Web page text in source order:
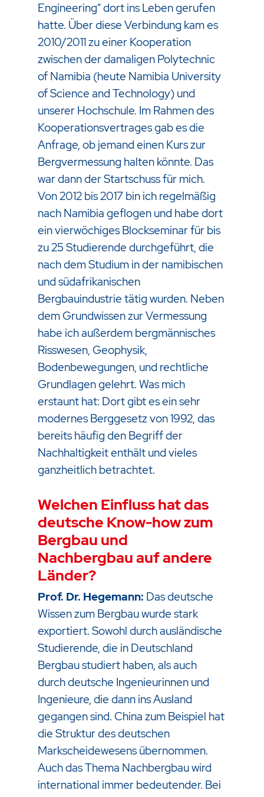
Engineering“ dort ins Leben gerufen
hatte. Über diese Verbindung kam es
2010/2011 zu einer Kooperation
zwischen der damaligen Polytechnic
of Namibia (heute Namibia University
of Science and Technology) und
unserer Hochschule. Im Rahmen des
Kooperationsvertrages gab es die
Anfrage, ob jemand einen Kurs zur
Bergvermessung halten könnte. Das
war dann der Startschuss für mich.
Von 2012 bis 2017 bin ich regelmäßig
nach Namibia geflogen und habe dort
ein vierwöchiges Blockseminar für bis
zu 25 Studierende durchgeführt, die
nach dem Studium in der namibischen
und südafrikanischen
Bergbauindustrie tätig wurden. Neben
dem Grundwissen zur Vermessung
habe ich außerdem bergmännisches
Risswesen, Geophysik,
Bodenbewegungen, und rechtliche
Grundlagen gelehrt. Was mich
erstaunt hat: Dort gibt es ein sehr
modernes Berggesetz von 1992, das
bereits häufig den Begriff der
Nachhaltigkeit enthält und vieles
ganzheitlich betrachtet.
Welchen Einfluss hat das
deutsche Know-how zum
Bergbau und
Nachbergbau auf andere
Länder?
Prof. Dr. Hegemann: Das deutsche
Wissen zum Bergbau wurde stark
exportiert. Sowohl durch ausländische
Studierende, die in Deutschland
Bergbau studiert haben, als auch
durch deutsche Ingenieurinnen und
Ingenieure, die dann ins Ausland
gegangen sind. China zum Beispiel hat
die Struktur des deutschen
Markscheidewesens übernommen.
Auch das Thema Nachbergbau wird
international immer bedeutender. Bei